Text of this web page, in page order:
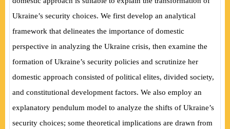
Ukraine’s security choices. We first develop an analytical
framework that delineates the importance of domestic
perspective in analyzing the Ukraine crisis, then examine the
formation of Ukraine’s security policies and scrutinize her
domestic approach consisted of political elites, divided society,
and constitutional development factors. We also employ an
explanatory pendulum model to analyze the shifts of Ukraine’s
security choices; some theoretical implications are drawn from